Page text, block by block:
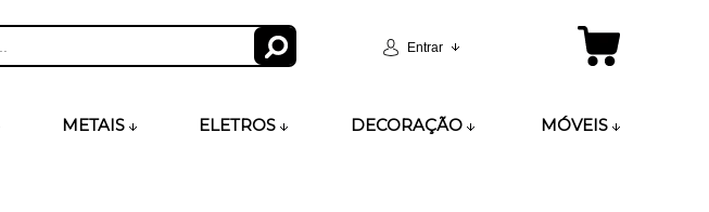
Entrar
METAIS ELETROS DECORAÇÃO MÓVEIS